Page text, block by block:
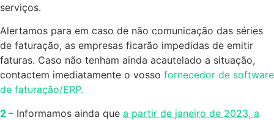
serviços.
Alertamos para em caso de não comunicação das séries
de faturação, as empresas ficarão impedidas de emitir
faturas. Caso não tenham ainda acautelado a situação,
contactem imediatamente o vosso fornecedor de software
de faturação/ERP.
2 – Informamos ainda que a partir de janeiro de 2023, a